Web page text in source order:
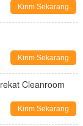
Kirim Sekarang
Kirim Sekarang
Cleanroom
Kirim Sekarang